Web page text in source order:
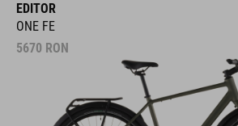
EDITOR
ONE FE
5670 RON